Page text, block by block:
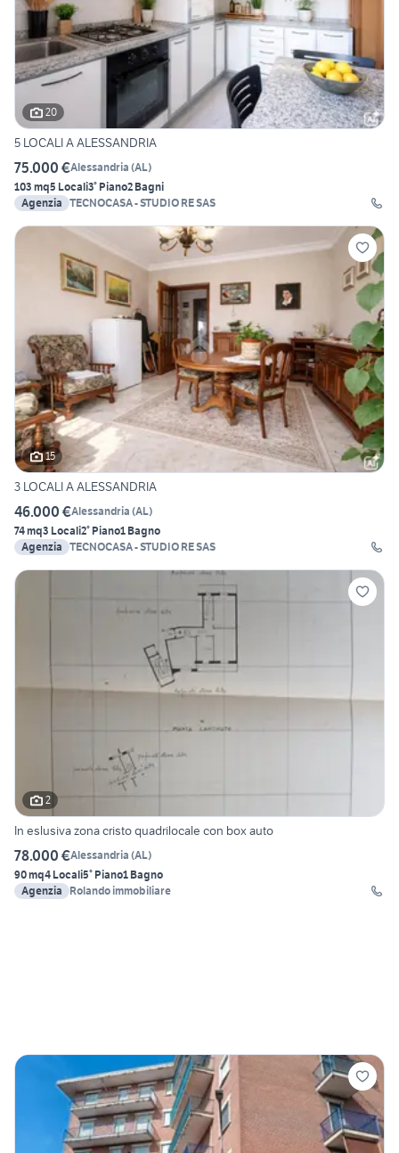
20
5 LOCALI A ALESSANDRIA
75.000 €Alessandria (AL)
103 mq5 Locali3° Piano2 Bagni
Agenzia TECNOCASA - STUDIO RE SAS
15
3 LOCALI A ALESSANDRIA
46.000 €Alessandria (AL)
74 mq3 Locali2° Piano1 Bagno
Agenzia TECNOCASA - STUDIO RE SAS
2
In eslusiva zona cristo quadrilocale con box auto
78.000 €Alessandria (AL)
90 mq4 Locali5° Piano1 Bagno
Agenzia
Rolando immobiliare